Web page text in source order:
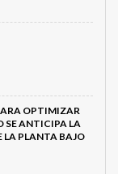
OPTIMIZAR
SE ANTICIPA LA
LA PLANTA BAJO